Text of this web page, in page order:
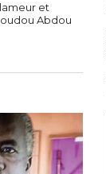
et
Abdou